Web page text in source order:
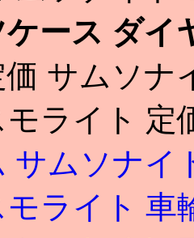
ース ダイ
サムソナ
ライト 定
サムソナイ
モライト 車